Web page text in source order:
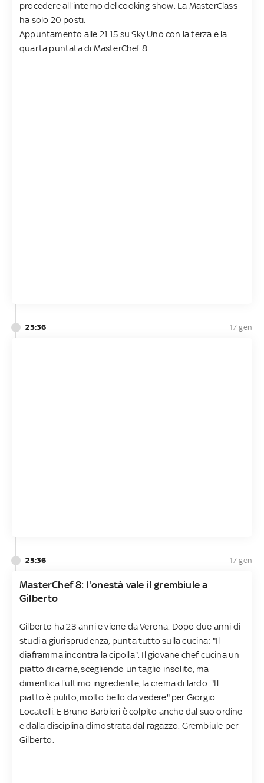
procedere all'interno del cooking show. La MasterClass
ha solo 20 posti.
Appuntamento alle 21.15 su Sky Uno con la terza e la
quarta puntata di MasterChef 8.
23:36 17 gen
23:36 17 gen
MasterChef 8: l'onestà vale il grembiule a
Gilberto
Gilberto ha 23 anni e viene da Verona. Dopo due anni di
studi a giurisprudenza, punta tutto sulla cucina: "Il
diaframma incontra la cipolla". Il giovane chef cucina un
piatto di carne, scegliendo un taglio insolito, ma
dimentica l'ultimo ingrediente, la crema di lardo. "Il
piatto è pulito, molto bello da vedere" per Giorgio
Locatelli. E Bruno Barbieri è colpito anche dal suo ordine
e dalla disciplina dimostrata dal ragazzo. Grembiule per
Gilberto.